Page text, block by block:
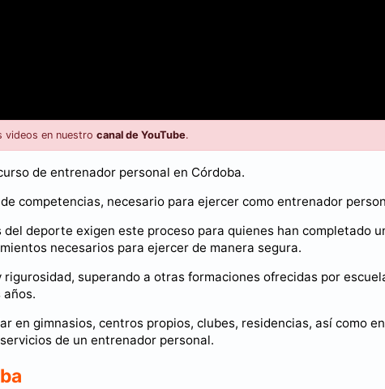
videos en nuestro canal de YouTube.
de entrenador personal en Córdoba.
competencias, necesario para ejercer como entrenador
deporte exigen este proceso para quienes han completado
necesarios para ejercer de manera segura.
superando a otras formaciones ofrecidas por
en gimnasios, centros propios, clubes, residencias, así como en
de un entrenador personal.